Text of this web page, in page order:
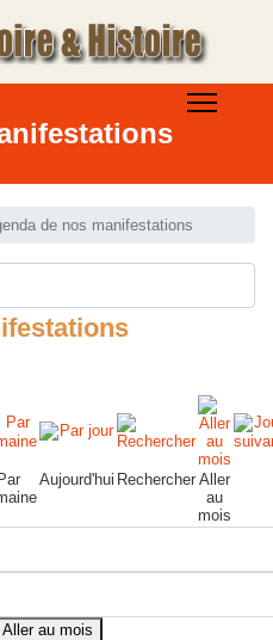
de nos manifestations
Par
Aujourd'hui Rechercher Aller
au
mois
Aller au mois